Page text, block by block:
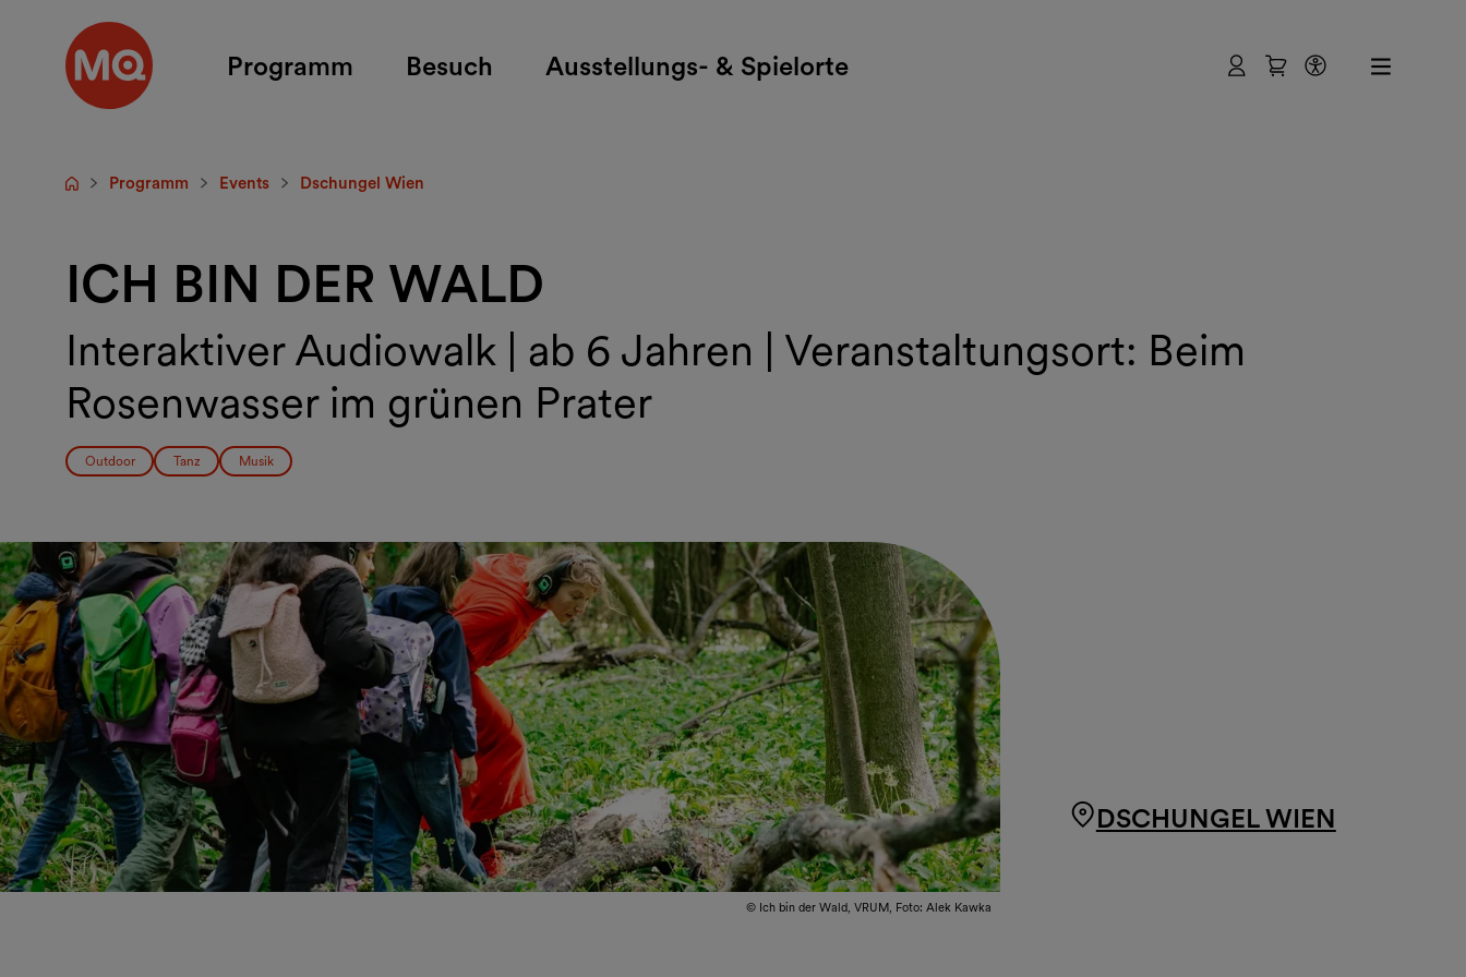
Programm Besuch Ausstellungs- & Spielorte Benutzer
Warenkorb
StartseiteProgramm Events Dschungel Wien
ICH BIN DER WALD
Interaktiver Audiowalk | ab 6 Jahren | Veranstaltungsort: Beim
Rosenwasser im grünen Prater
Outdoor Tanz Musik
© Ich bin der Wald, VRUM, Foto: Alek Kawka
DSCHUNGEL WIEN